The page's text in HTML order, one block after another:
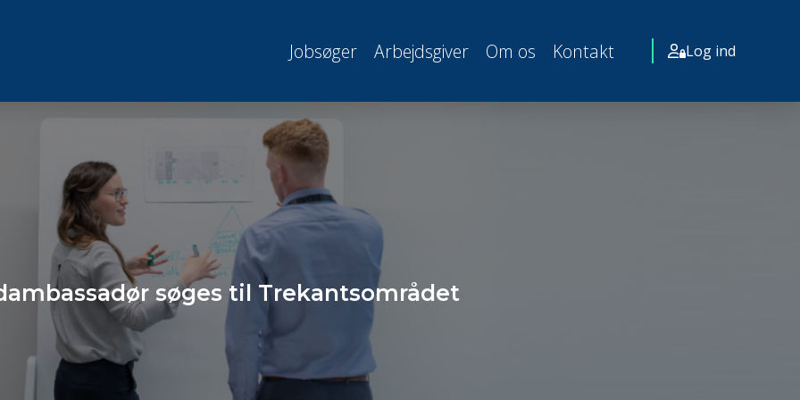
Jobsøger Arbejdsgiver Om os Kontakt Log ind
søges til Trekantsområdet